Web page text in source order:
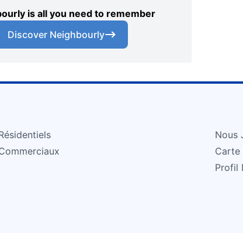
is all you need to remember
Discover Neighbourly
Nous
Carte
Profil